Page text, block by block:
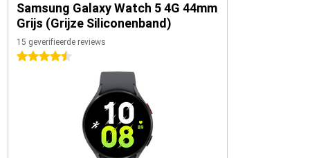
Samsung Galaxy Watch 5 4G 44mm
Grijs (Grijze Siliconenband)
15 geverifieerde reviews
4.5 sterren